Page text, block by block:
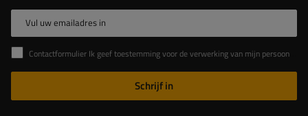
Vul uw emailadres in
Contactformulier Ik geef toestemming voor de verwerking van mijn persoonlijke gegevens in het contactformulier in overeenstemming met de Verordening van het Europees Parlement en de Raad (EU)
Schrijf in